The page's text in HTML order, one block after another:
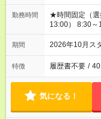
勤務時間
★時間固定（選
13:00） 8:30～
期間 2026年10月ス
特徴 履歴書不要 /
気になる！